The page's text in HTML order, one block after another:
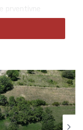
prventivne
posebno Ilidže i
sistema zaštite i
s priključnim alatima
površina i
tehnologiji koja
je izdvojeno
od alata koji se